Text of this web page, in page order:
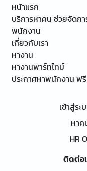
หน้าแรก
บริการหาคน ช่วยจัดก
พนักงาน
เกี่ยวกับเรา
หางาน
หางานพาร์ทไทม์
ประกาศหาพนักงาน ฟรี
เข้าสู่ร
หาค
HR
ติดต่อ